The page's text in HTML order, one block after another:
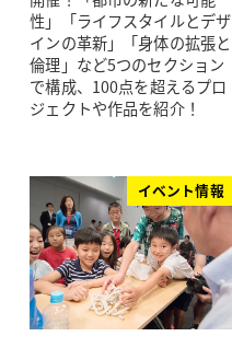
性」「ライフスタイルとデザ
インの革新」「身体の拡張と
倫理」など5つのセクション
で構成、100点を超えるプロ
ジェクトや作品を紹介！
イベント情報